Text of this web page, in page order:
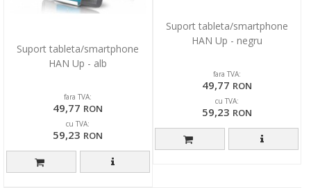
Suport tableta/smartphone
HAN Up - alb
fara TVA:
49,77 RON
cu TVA:
59,23 RON
Suport tableta/smartphone
HAN Up - negru
fara TVA:
49,77 RON
cu TVA:
59,23 RON